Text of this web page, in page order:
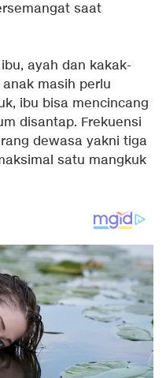
saat
ayah dan kakak-
masih perlu
ibu bisa mencincang
disantap. Frekuensi
dewasa yakni tiga
satu mangkuk